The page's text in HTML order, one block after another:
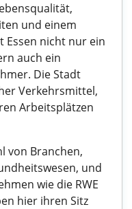
und einem
Essen nicht nur ein
auch ein
Die Stadt
Verkehrsmittel,
Arbeitsplätzen
von Branchen,
und
wie die RWE
hier ihren Sitz